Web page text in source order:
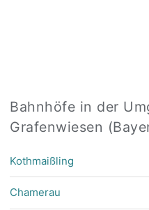
Bahnhöfe in der
Grafenwiesen
Kothmaißling
Chamerau